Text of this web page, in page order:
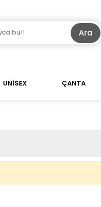
Ara
UNİSEX ÇANTA